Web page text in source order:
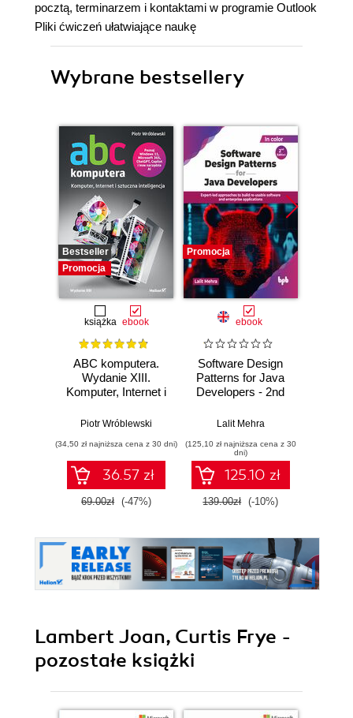
pocztą, terminarzem i kontaktami w programie Outlook
Pliki ćwiczeń ułatwiające naukę
Wybrane bestsellery
Bestseller
Promocja
książka ebook
ABC komputera.
Wydanie XIII.
Komputer, Internet i
inteligencja
Piotr Wróblewski
(34,50 zł najniższa cena z 30 dni)
36.57 zł
69.00zł (-47%)
Promocja
ebook
Software Design
Patterns for Java
Developers - 2nd
Lalit Mehra
(125,10 zł najniższa cena z 30
dni)
125.10 zł
139.00zł (-10%)
Lambert Joan, Curtis Frye -
pozostałe książki